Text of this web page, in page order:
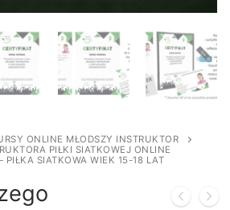
ONLINE MŁODSZY INSTRUKTOR
PIŁKI SIATKOWEJ ONLINE
PIŁKA SIATKOWA WIEK 15-18 LAT